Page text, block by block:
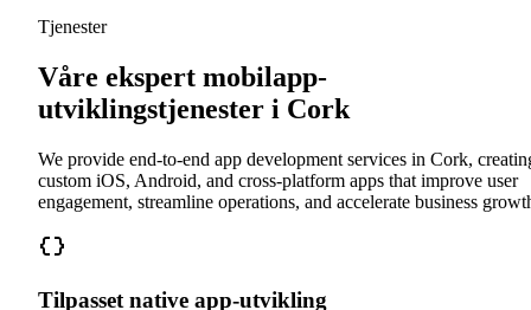
Tjenester
Våre ekspert mobilapp-
utviklingstjenester i Cork
We provide end-to-end app development services in Cork,
custom iOS, Android, and cross-platform apps that improve user
engagement, streamline operations, and accelerate business
Tilpasset native app-utvikling